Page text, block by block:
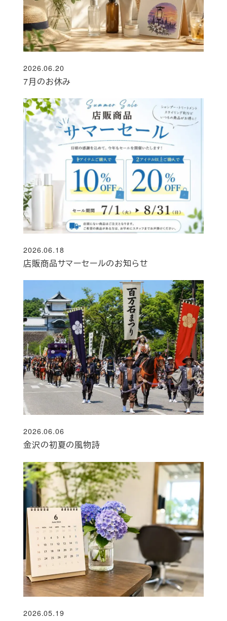
7月のお休み
投稿日
2026.06.20
店販商品サマーセールのお知らせ
投稿日
2026.06.18
金沢の初夏の風物詩
投稿日
2026.06.06
投稿日
2026.05.19